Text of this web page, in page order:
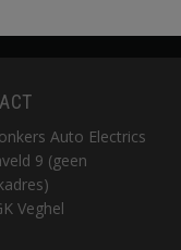
Auto Electrics
9 (geen
Veghel